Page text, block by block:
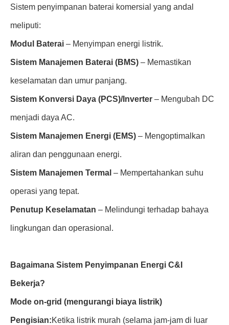
Sistem penyimpanan baterai komersial yang andal
meliputi:
Modul Baterai – Menyimpan energi listrik.
Sistem Manajemen Baterai (BMS) – Memastikan
keselamatan dan umur panjang.
Sistem Konversi Daya (PCS)/Inverter – Mengubah DC
menjadi daya AC.
Sistem Manajemen Energi (EMS) – Mengoptimalkan
aliran dan penggunaan energi.
Sistem Manajemen Termal – Mempertahankan suhu
operasi yang tepat.
Penutup Keselamatan – Melindungi terhadap bahaya
lingkungan dan operasional.
Bagaimana Sistem Penyimpanan Energi C&I
Bekerja?
Mode on-grid (mengurangi biaya listrik)
Pengisian:Ketika listrik murah (selama jam-jam di luar